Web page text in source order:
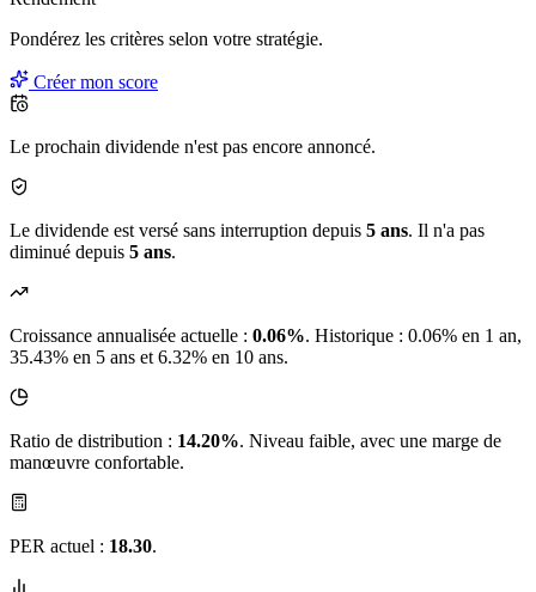
Pondérez les critères selon votre stratégie.
Créer mon score
Le prochain dividende n'est pas encore annoncé.
Le dividende est versé sans interruption depuis 5 ans. Il n'a pas
diminué depuis 5 ans.
Croissance annualisée actuelle : 0.06%. Historique : 0.06% en 1 an,
35.43% en 5 ans et 6.32% en 10 ans.
Ratio de distribution : 14.20%. Niveau faible, avec une marge de
manœuvre confortable.
PER actuel : 18.30.